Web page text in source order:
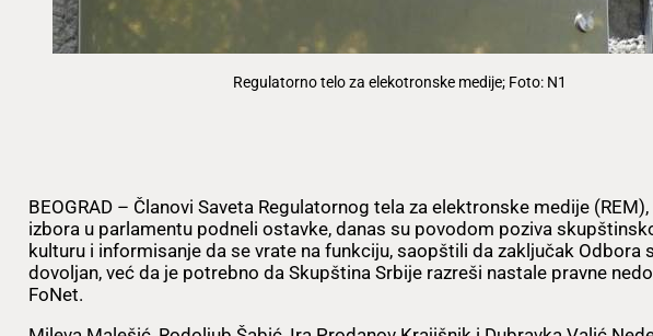
Regulatorno telo za elekotronske medije; Foto: N1
BEOGRAD – Članovi Saveta Regulatornog tela za elektronske medije
izbora u parlamentu podneli ostavke, danas su povodom poziva
kulturu i informisanje da se vrate na funkciju, saopštili da zaključak Odbora
dovoljan, već da je potrebno da Skupština Srbije razreši nastale pravne
FoNet.